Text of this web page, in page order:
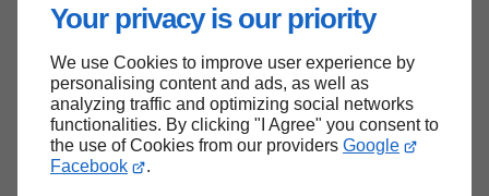
Your privacy is our priority
We use Cookies to improve user experience by
personalising content and ads, as well as
analyzing traffic and optimizing social networks
functionalities. By clicking "I Agree" you consent to
the use of Cookies from our providers Google
Facebook
.
Haut de page